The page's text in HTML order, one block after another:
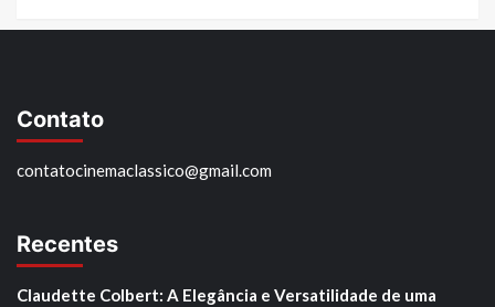
Contato
contatocinemaclassico@gmail.com
Recentes
Claudette Colbert: A Elegância e Versatilidade de uma